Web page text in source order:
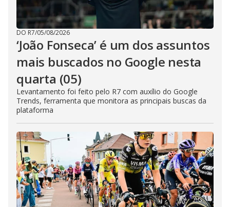
DO R7/05/08/2026
‘João Fonseca’ é um dos assuntos
mais buscados no Google nesta
quarta (05)
Levantamento foi feito pelo R7 com auxílio do Google
Trends, ferramenta que monitora as principais buscas da
plataforma